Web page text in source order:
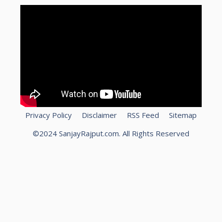
Privacy Policy Disclaimer RSS Feed
Sitemap
©2024 SanjayRajput.com. All Rights Reserved